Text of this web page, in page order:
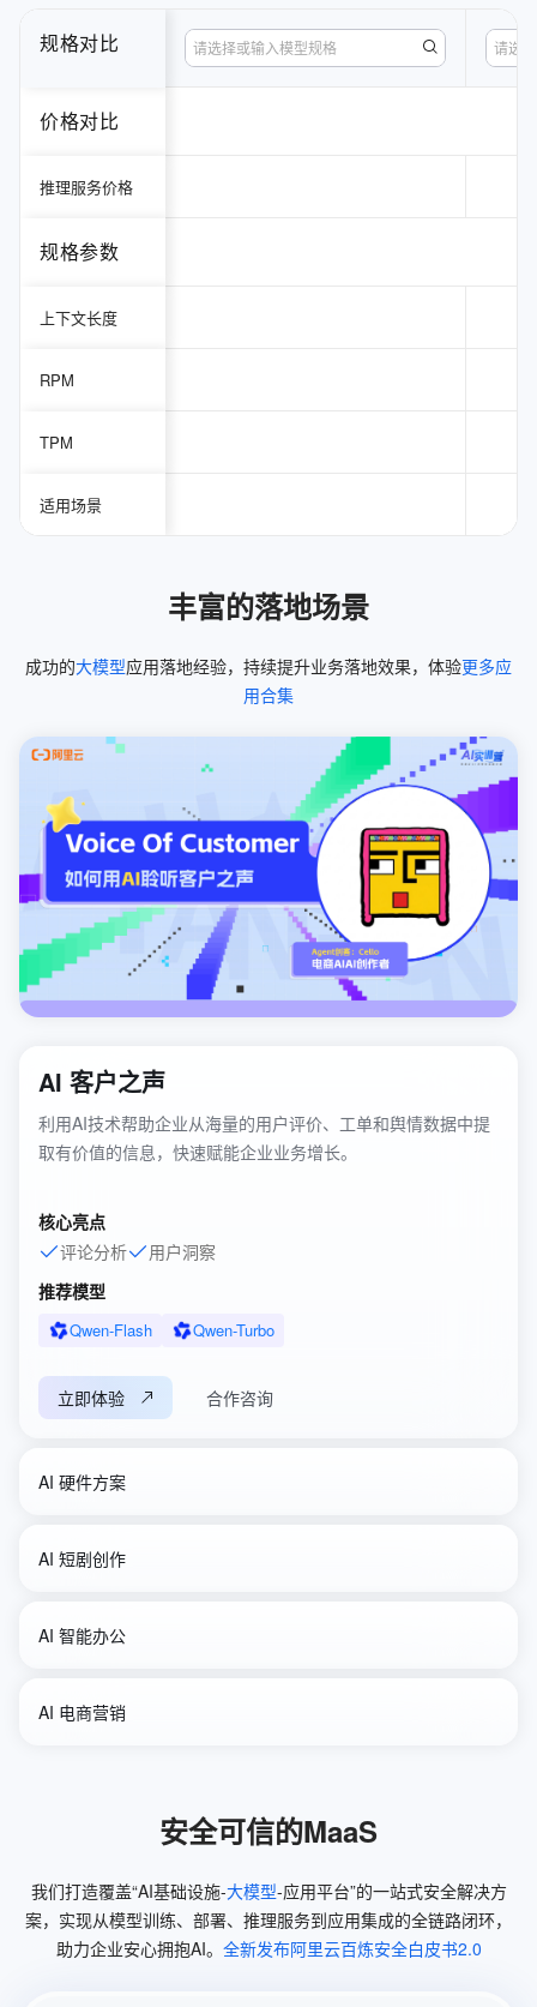
规格对比 请选择或输入模型规格 请选
价格对比
推理服务价格
规格参数
上下文长度
RPM
TPM
适用场景
丰富的落地场景
成功的大模型应用落地经验，持续提升业务落地效果，体验更多应
用合集
AI 客户之声
利用AI技术帮助企业从海量的用户评价、工单和舆情数据中提
取有价值的信息，快速赋能企业业务增长。
核心亮点
评论分析
用户洞察
推荐模型
Qwen-Flash Qwen-Turbo
立即体验 合作咨询
AI 硬件方案
个性定制
Qwen3-VL-Flash
AI 短剧创作
短剧生成
AI 智能办公
AI 电商营销
Wan2.6-T2V Wan2.6-I2V-Flash
安全可信的MaaS
我们打造覆盖“AI基础设施-大模型-应用平台”的一站式安全解决方
案，实现从模型训练、部署、推理服务到应用集成的全链路闭环，
助力企业安心拥抱AI。 全新发布阿里云百炼安全白皮书2.0